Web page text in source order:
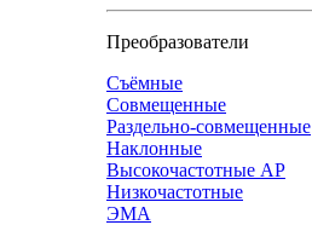
Преобразователи
Съёмные
Совмещенные
Раздельно-совмещенные
Наклонные
Высокочастотные АР
Низкочастотные
ЭМА